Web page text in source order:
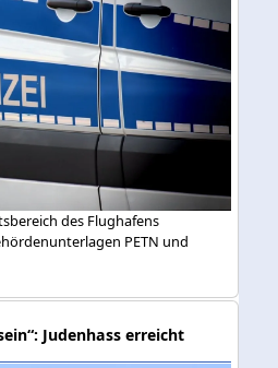
des Flughafens
PETN und
Judenhass erreicht